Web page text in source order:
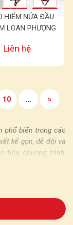
HIỂM NỬA ĐẦU
LOAN PHƯỢNG
Liên hệ
10 ... »
phổ biến trong các
kế gọn, dễ đội và
tiêu chương trình,
có kính, mẫu có
mũ bảo hiểm
tập trung
di động và